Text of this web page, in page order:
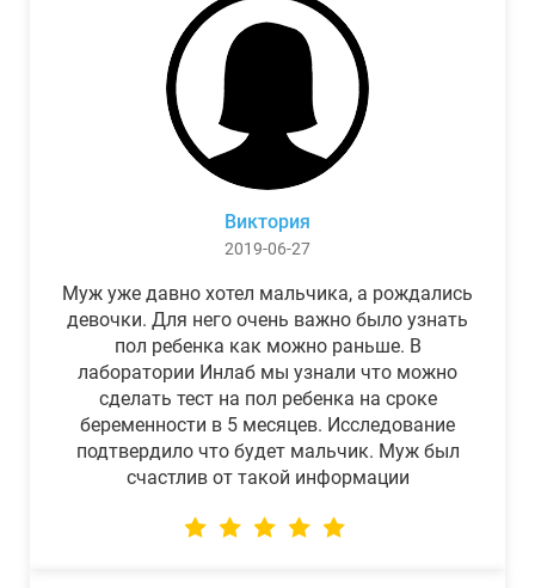
Виктория
2019-06-27
Муж уже давно хотел мальчика, а рождались
девочки. Для него очень важно было узнать
пол ребенка как можно раньше. В
лаборатории Инлаб мы узнали что можно
сделать тест на пол ребенка на сроке
беременности в 5 месяцев. Исследование
подтвердило что будет мальчик. Муж был
счастлив от такой информации